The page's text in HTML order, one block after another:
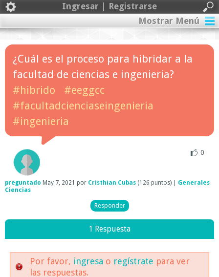
Ingresar | Registrarse
Mostrar Menú
¿Cuál es el proceso para hibridar a la
facultad de ciencias e ingenieria?
#hibrido
#eeggcc
#facultadcienciaseingenieria
#ingenieria
0
preguntado May 7, 2021 por Cristhian Cubas (126 puntos)
Generales
Ciencias
1 Respuesta
Por favor, ingresa o regístrate para ver
las respuestas.